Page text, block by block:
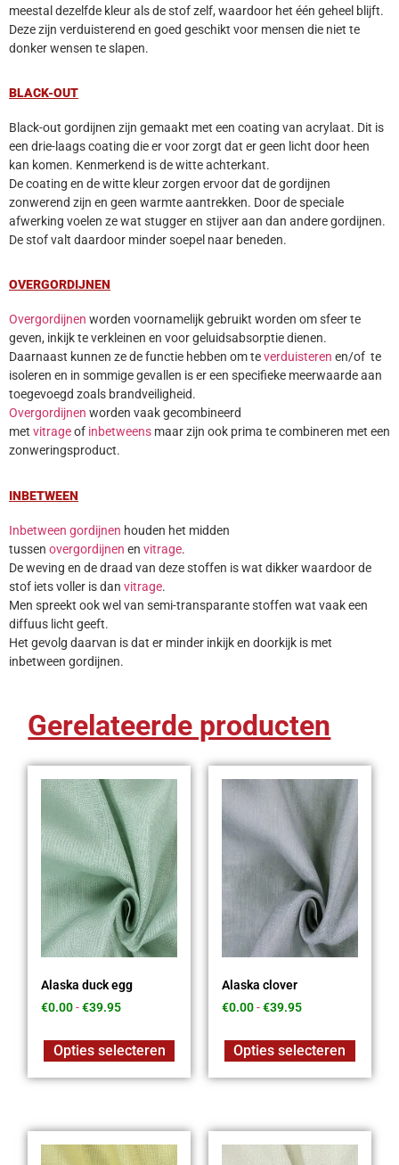
meestal dezelfde kleur als de stof zelf, waardoor het één geheel blijft.
Deze zijn verduisterend en goed geschikt voor mensen die niet te
donker wensen te slapen.
BLACK-OUT
Black-out gordijnen zijn gemaakt met een coating van acrylaat. Dit is
een drie-laags coating die er voor zorgt dat er geen licht door heen
kan komen. Kenmerkend is de witte achterkant.
De coating en de witte kleur zorgen ervoor dat de gordijnen
zonwerend zijn en geen warmte aantrekken. Door de speciale
afwerking voelen ze wat stugger en stijver aan dan andere gordijnen.
De stof valt daardoor minder soepel naar beneden.
OVERGORDIJNEN
Overgordijnen worden voornamelijk gebruikt worden om sfeer te
geven, inkijk te verkleinen en voor geluidsabsorptie dienen.
Daarnaast kunnen ze de functie hebben om teverduisteren en/of te
isoleren en in sommige gevallen is er een specifieke meerwaarde aan
toegevoegd zoals brandveiligheid.
Overgordijnen worden vaak gecombineerd
met vitrageof inbetweens maar zijn ook prima te combineren met een
zonweringsproduct.
INBETWEEN
Inbetween gordijnen houden het midden
tussen overgordijnen en vitrage.
De weving en de draad van deze stoffen is wat dikker waardoor de
stof iets voller is dan vitrage.
Men spreekt ook wel van semi-transparante stoffen wat vaak een
diffuus licht geeft.
Het gevolg daarvan is dat er minder inkijk en doorkijk is met
inbetween gordijnen.
Gerelateerde producten
Alaska duck egg
€0.00 - €39.95
Opties selecteren
Alaska clover
€0.00-€39.95
Opties selecteren